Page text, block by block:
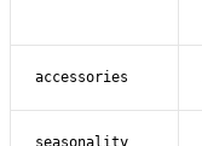
accessories
seasonality